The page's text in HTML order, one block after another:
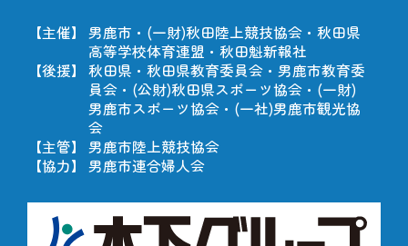
【主催】
男鹿市・(一財)秋田陸上競技協会・秋田県
高等学校体育連盟・秋田魁新報社
【後援】
秋田県・秋田県教育委員会・男鹿市教育委
員会・(公財)秋田県スポーツ協会・(一財)
男鹿市スポーツ協会・(一社)男鹿市観光協
会
【主管】
男鹿市陸上競技協会
【協力】
男鹿市連合婦人会